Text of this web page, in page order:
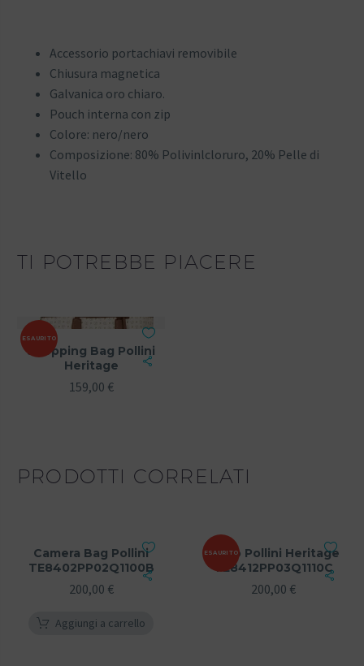
Accessorio portachiavi removibile
Chiusura magnetica
Galvanica oro chiaro.
Pouch interna con zip
Colore: nero/nero
Composizione: 80% Polivinlcloruro, 20% Pelle di
Vitello
TI POTREBBE PIACERE
ESAURITO
Shopping Bag Pollini
Heritage
159,00 €
PRODOTTI CORRELATI
Camera Bag Pollini
TE8402PP02Q1100B
200,00 €
Aggiungi a carrello
ESAURITO
Zaino Pollini Heritage
TE8412PP03Q1110C
200,00 €